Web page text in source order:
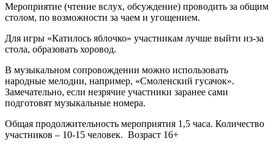
Мероприятие (чтение вслух, обсуждение) проводить за общим
столом, по возможности за чаем и угощением.
Для игры «Катилось яблочко» участникам лучше выйти из-за
стола, образовать хоровод.
В музыкальном сопровождении можно использовать
народные мелодии, например, «Смоленский гусачок».
Замечательно, если незрячие участники заранее сами
подготовят музыкальные номера.
Общая продолжительность мероприятия 1,5 часа. Количество
участников – 10-15 человек. Возраст 16+